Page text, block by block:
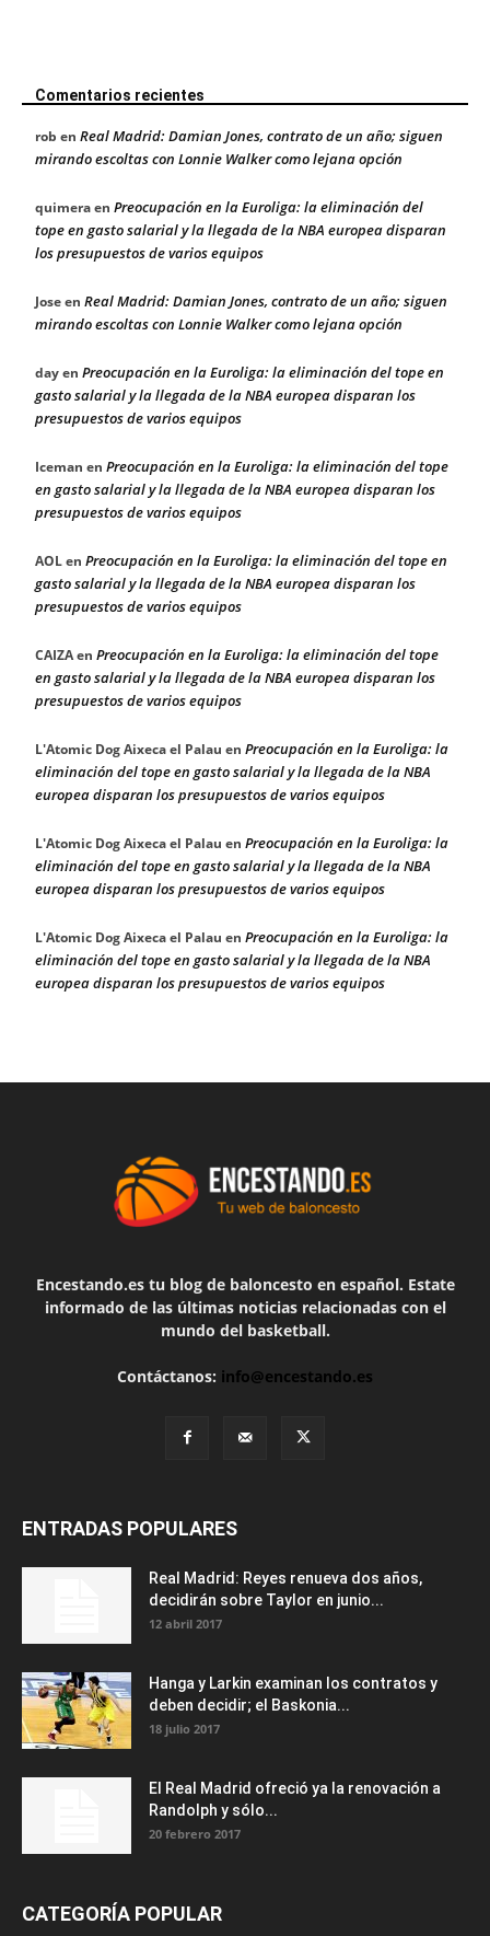
Comentarios recientes
rob en Real Madrid: Damian Jones, contrato de un año; siguen
mirando escoltas con Lonnie Walker como lejana opción
quimeraen Preocupación en la Euroliga: la eliminación del
tope en gasto salarial y la llegada de la NBA europea disparan
los presupuestos de varios equipos
Joseen Real Madrid: Damian Jones, contrato de un año; siguen
mirando escoltas con Lonnie Walker como lejana opción
dayen Preocupación en la Euroliga: la eliminación del tope en
gasto salarial y la llegada de la NBA europea disparan los
presupuestos de varios equipos
Iceman en Preocupación en la Euroliga: la eliminación del tope
en gasto salarial y la llegada de la NBA europea disparan los
presupuestos de varios equipos
AOLen Preocupación en la Euroliga: la eliminación del tope en
gasto salarial y la llegada de la NBA europea disparan los
presupuestos de varios equipos
CAIZAen Preocupación en la Euroliga: la eliminación del tope
en gasto salarial y la llegada de la NBA europea disparan los
presupuestos de varios equipos
L'Atomic Dog Aixeca el Palau en Preocupación en la Euroliga: la
eliminación del tope en gasto salarial y la llegada de la NBA
europea disparan los presupuestos de varios equipos
L'Atomic Dog Aixeca el Palau en Preocupación en la Euroliga: la
eliminación del tope en gasto salarial y la llegada de la NBA
europea disparan los presupuestos de varios equipos
L'Atomic Dog Aixeca el Palau en Preocupación en la Euroliga: la
eliminación del tope en gasto salarial y la llegada de la NBA
europea disparan los presupuestos de varios equipos
Encestando.es tu blog de baloncesto en español. Estate
informado de las últimas noticias relacionadas con el
mundo del basketball.
Contáctanos: info@encestando.es
ENTRADAS POPULARES
Real Madrid: Reyes renueva dos años,
decidirán sobre Taylor en junio...
12 abril 2017
Hanga y Larkin examinan los contratos y
deben decidir; el Baskonia...
18 julio 2017
El Real Madrid ofreció ya la renovación a
Randolph y sólo...
20 febrero 2017
CATEGORÍA POPULAR